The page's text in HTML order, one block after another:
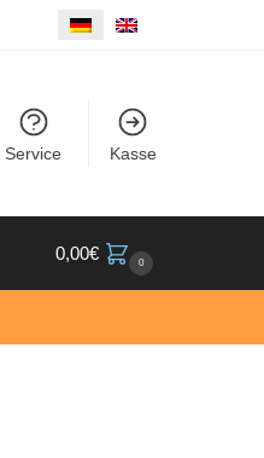
Service Kasse
0,00€ 0